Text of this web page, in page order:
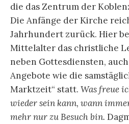
die das Zentrum der
Die Anfänge der Kirche
Jahrhundert zurück. Hier
Mittelalter das christliche
neben Gottesdiensten,
Angebote wie die
Marktzeit“ statt. Was freue
wieder sein kann, wann
mehr nur zu Besuch bin.